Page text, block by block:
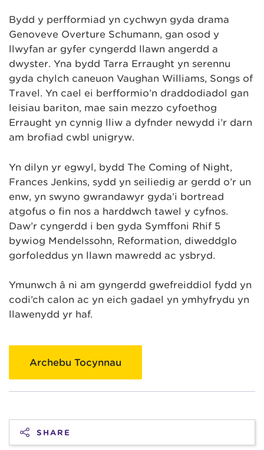
Bydd y perfformiad yn cychwyn gyda drama
Genoveve Overture Schumann, gan osod y
llwyfan ar gyfer cyngerdd llawn angerdd a
dwyster. Yna bydd Tarra Erraught yn serennu
gyda chylch caneuon Vaughan Williams, Songs of
Travel. Yn cael ei berfformio’n draddodiadol gan
leisiau bariton, mae sain mezzo cyfoethog
Erraught yn cynnig lliw a dyfnder newydd i’r darn
am brofiad cwbl unigryw.
Yn dilyn yr egwyl, bydd The Coming of Night,
Frances Jenkins, sydd yn seiliedig ar gerdd o’r un
enw, yn swyno gwrandawyr gyda’i bortread
atgofus o fin nos a harddwch tawel y cyfnos.
Daw’r cyngerdd i ben gyda Symffoni Rhif 5
bywiog Mendelssohn, Reformation, diweddglo
gorfoleddus yn llawn mawredd ac ysbryd.
Ymunwch â ni am gyngerdd gwefreiddiol fydd yn
codi’ch calon ac yn eich gadael yn ymhyfrydu yn
llawenydd yr haf.
Archebu Tocynnau
SHARE